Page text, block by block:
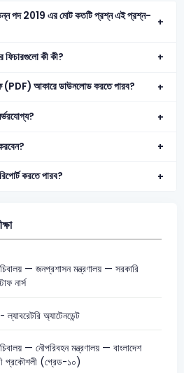
ফিচারগুলো কী কী?
(PDF) আকারে ডাউনলোড করতে পারব?
করতে পারব?
— জনপ্রশাসন মন্ত্রণালয় — সরকারি
নার্স
অ্যাটেনডেন্ট
— নৌপরিবহন মন্ত্রণালয় — বাংলাদেশ
প্রকৌশলী (গ্রেড-১০)